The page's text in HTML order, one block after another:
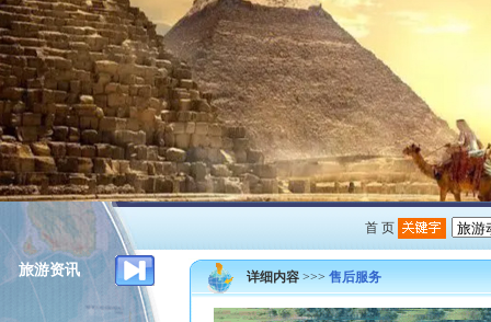
首 页
旅游资讯 详细内容 >>> 售后服务